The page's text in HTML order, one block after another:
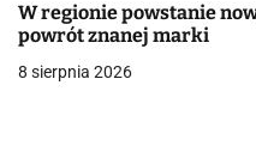
p
i
W regionie powstanie
powrót znanej marki
8 sierpnia 2026